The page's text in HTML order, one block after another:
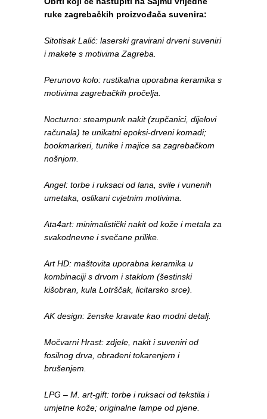
ruke zagrebačkih proizvođača suvenira:
Sitotisak Lalić: laserski gravirani drveni suveniri
i makete s motivima Zagreba.
Perunovo kolo: rustikalna uporabna keramika s
motivima zagrebačkih pročelja.
Nocturno: steampunk nakit (zupčanici, dijelovi
računala) te unikatni epoksi-drveni komadi;
bookmarkeri, tunike i majice sa zagrebačkom
nošnjom.
Angel: torbe i ruksaci od lana, svile i vunenih
umetaka, oslikani cvjetnim motivima.
Ata4art: minimalistički nakit od kože i metala za
svakodnevne i svečane prilike.
Art HD: maštovita uporabna keramika u
kombinaciji s drvom i staklom (šestinski
kišobran, kula Lotrščak, licitarsko srce).
AK design: ženske kravate kao modni detalj.
Močvarni Hrast: zdjele, nakit i suveniri od
fosilnog drva, obrađeni tokarenjem i
brušenjem.
LPG – M. art-gift: torbe i ruksaci od tekstila i
umjetne kože; originalne lampe od pjene.